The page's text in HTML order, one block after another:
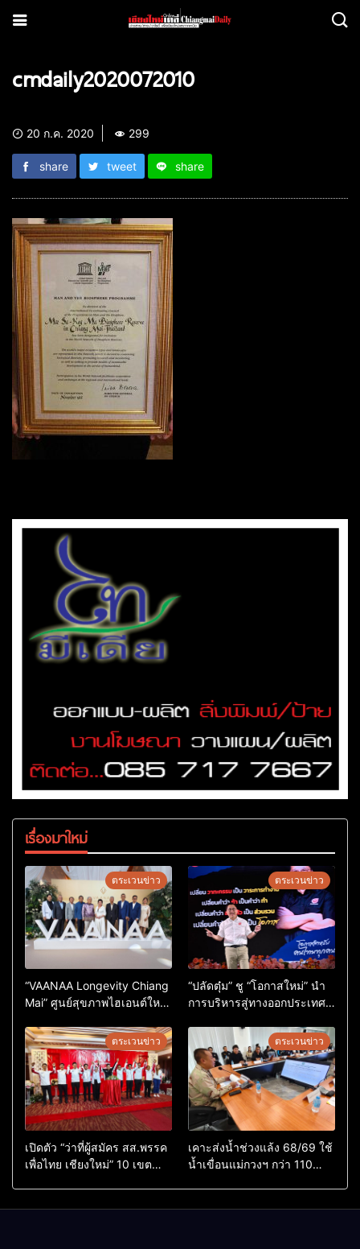
cmdaily2020072010
20 ก.ค. 2020 299
share tweet share
เรื่องมาใหม่
ตระเวนข่าว
“VAANAA Longevity Chiang
Mai” ศูนย์สุขภาพไฮเอนต์ใหญ่
ตระเวนข่าว
“ปลัดตุ๋ม” ชู “โอกาสใหม่” นำ
การบริหารสู่ทางออกประเทศ
ตระเวนข่าว
เปิดตัว “ว่าที่ผู้สมัคร สส.พรรค
เพื่อไทย เชียงใหม่” 10 เขต
ตระเวนข่าว
เคาะส่งน้ำช่วงแล้ง 68/69 ใช้
น้ำเขื่อนแม่กวงฯ กว่า 110